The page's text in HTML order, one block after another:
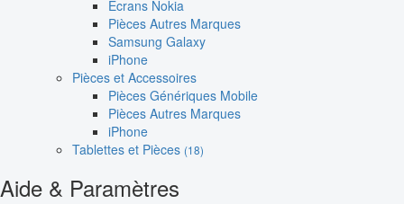
Écrans Nokia
Pièces Autres Marques
Samsung Galaxy
iPhone
Pièces et Accessoires
Pièces Génériques Mobile
Pièces Autres Marques
iPhone
Tablettes et Pièces (18)
Aide & Paramètres